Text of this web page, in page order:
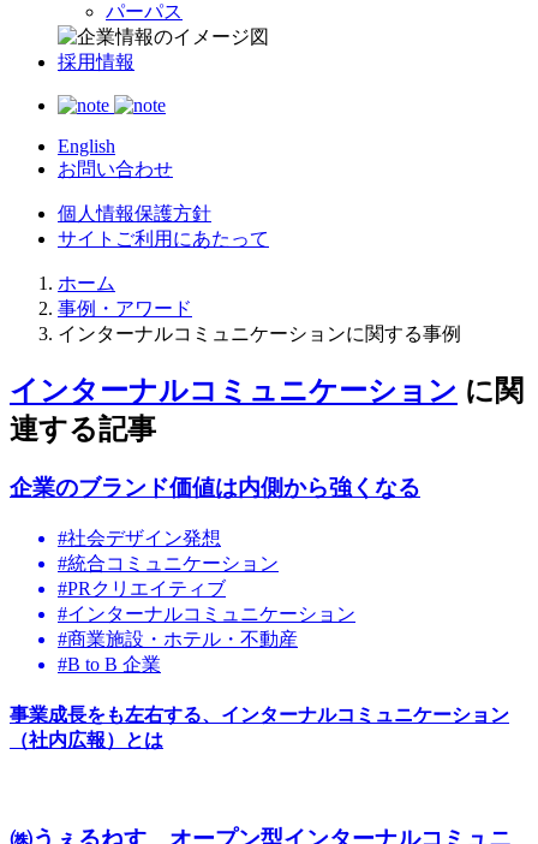
パーパス
採用情報
English
お問い合わせ
個人情報保護方針
サイトご利用にあたって
ホーム
事例・アワード
インターナルコミュニケーションに関する事例
インターナルコミュニケーション に関
連する記事
企業のブランド価値は内側から強くなる
#社会デザイン発想
#統合コミュニケーション
#PRクリエイティブ
#インターナルコミュニケーション
#商業施設・ホテル・不動産
#B to B 企業
事業成長をも左右する、インターナルコミュニケーション
（社内広報）とは
㈱うぇるねす オープン型インターナルコミュニ